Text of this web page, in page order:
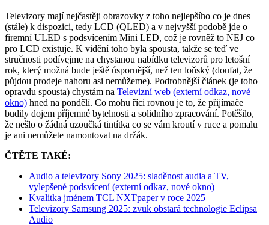
Televizory mají nejčastěji obrazovky z toho nejlepšího co je dnes
(stále) k dispozici, tedy LCD (QLED) a v nejvyšší podobě jde o
firemní ULED s podsvícením Mini LED, což je rovněž to NEJ co
pro LCD existuje. K vidění toho byla spousta, takže se teď ve
stručnosti podívejme na chystanou nabídku televizorů pro letošní
rok, který možná bude ještě úspornější, než ten loňský (doufat, že
půjdou prodeje nahoru asi nemůžeme). Podrobnější článek (je toho
opravdu spousta) chystám na Televizní web (externí odkaz, nové
okno) hned na pondělí. Co mohu říci rovnou je to, že přijímače
budily dojem příjemné bytelnosti a solidního zpracování. Potěšilo,
že nešlo o žádná uzoučká tintítka co se vám kroutí v ruce a pomalu
je ani nemůžete namontovat na držák.
ČTĚTE TAKÉ:
Audio a televizory Sony 2025: sladěnost audia a TV,
vylepšené podsvícení (externí odkaz, nové okno)
Kvalitka jménem TCL NXTpaper v roce 2025
Televizory Samsung 2025: zvuk obstará technologie Eclipsa
Audio